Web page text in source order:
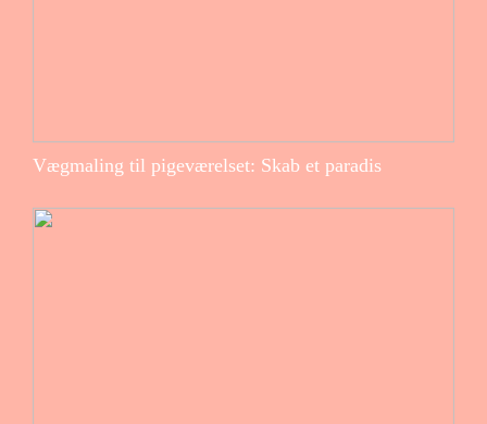
Vægmaling til pigeværelset: Skab et paradis